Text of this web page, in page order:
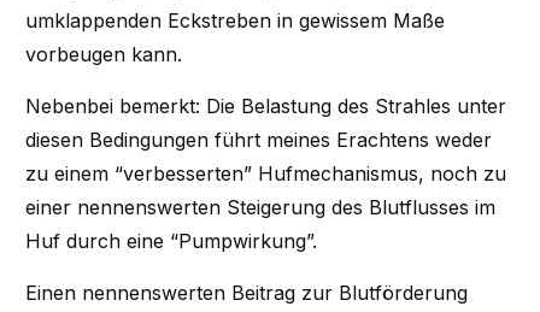
umklappenden Eckstreben in gewissem Maße
vorbeugen kann.
Nebenbei bemerkt: Die Belastung des Strahles unter
diesen Bedingungen führt meines Erachtens weder
zu einem “verbesserten” Hufmechanismus, noch zu
einer nennenswerten Steigerung des Blutflusses im
Huf durch eine “Pumpwirkung”.
Einen nennenswerten Beitrag zur Blutförderung